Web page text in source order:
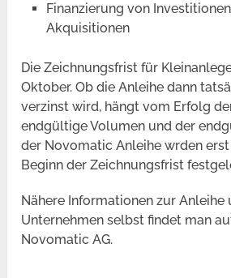
Finanzierung von
Akquisitionen
Die Zeichnungsfrist für
Oktober. Ob die Anleihe dann
verzinst wird, hängt vom Erfolg
endgültige Volumen und der
der Novomatic Anleihe wrden
Beginn der Zeichnungsfrist
Nähere Informationen zur Anleihe
Unternehmen selbst findet man
Novomatic AG.